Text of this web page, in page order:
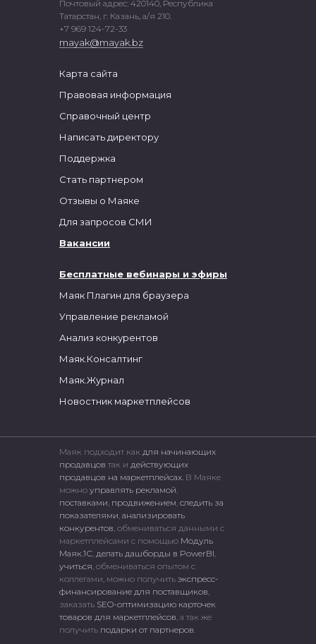
Почтовый адрес: 420140, Республика
Татарстан, г. Казань, а/я 210.
+7 969 124-72-33
mayak@mayak.bz
Бесплатные вебинары и эфиры
Маяк Плагин для браузера
Управление рекламой
Анализ конкурентов
Маяк.Консалтинг
Маяк.Журнал
Новостник маркетплейсов
Карта сайта
Правовая информация
Справочный центр
Написать директору
Поддержка
Стать партнером
Отзывы о Маяке
Для запросов СМИ
Вакансии
Маяк подходит как для начинающих
продавцов так и действующих
продавцов на маркетплейсах. В Маяке
можно управлять рекламой
поставками продвижением следить за
показателями анализировать
конкурентов , обмениваться данными с
маркетплейсами c помощью Модуль
Маяк.1С делать дашборды в PowerBI
учиться , обмениваться опытом с
коллегами, можно получить экспресс-
финансирование для поставщиков
заказать SEO-оптимизацию карточек
товаров для маркетплейсов , а так же
получить подарки от партнеров